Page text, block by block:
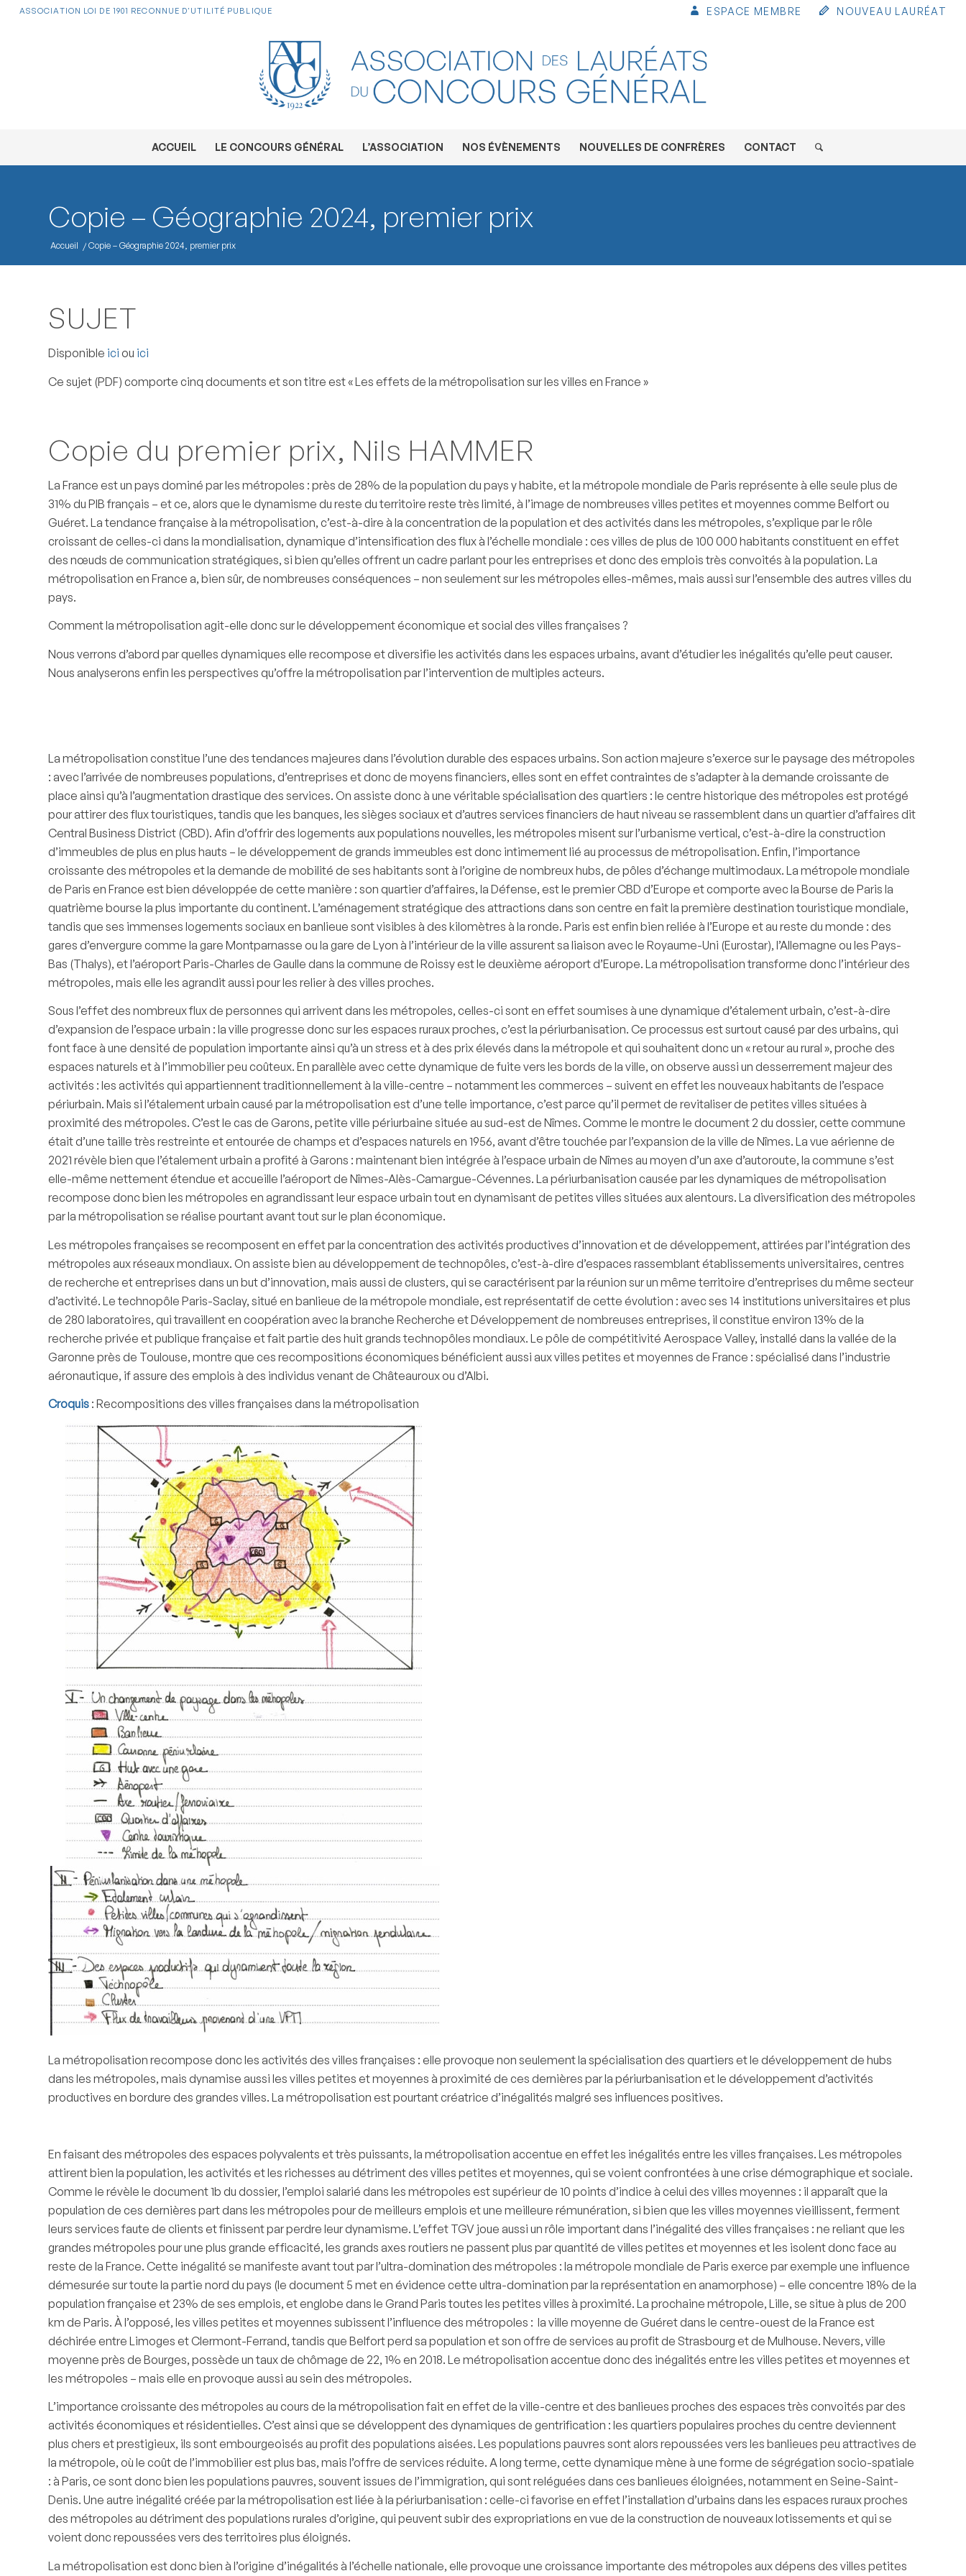
ESPACE MEMBRE NOUVEAU LAURÉAT
ASSOCIATION LOI DE 1901 RECONNUE D'UTILITÉ PUBLIQUE
ACCUEIL LE CONCOURS GÉNÉRAL L’ASSOCIATION NOS ÉVÈNEMENTS NOUVELLES DE CONFRÈRES CONTACT
Copie – Géographie 2024, premier prix
Accueil / Copie – Géographie 2024, premier prix
SUJET
Disponible ici ou ici
Ce sujet (PDF) comporte cinq documents et son titre est « Les effets de la métropolisation sur les villes en France »
Copie du premier prix, Nils HAMMER
La France est un pays dominé par les métropoles : près de 28% de la population du pays y habite, et la métropole mondiale de Paris représente à elle seule plus de
31% du PIB français – et ce, alors que le dynamisme du reste du territoire reste très limité, à l’image de nombreuses villes petites et moyennes comme Belfort ou
Guéret. La tendance française à la métropolisation, c’est-à-dire à la concentration de la population et des activités dans les métropoles, s’explique par le rôle
croissant de celles-ci dans la mondialisation, dynamique d’intensification des flux à l’échelle mondiale : ces villes de plus de 100 000 habitants constituent en effet
des nœuds de communication stratégiques, si bien qu’elles offrent un cadre parlant pour les entreprises et donc des emplois très convoités à la population. La
métropolisation en France a, bien sûr, de nombreuses conséquences – non seulement sur les métropoles elles-mêmes, mais aussi sur l’ensemble des autres villes du
pays.
Comment la métropolisation agit-elle donc sur le développement économique et social des villes françaises ?
Nous verrons d’abord par quelles dynamiques elle recompose et diversifie les activités dans les espaces urbains, avant d’étudier les inégalités qu’elle peut causer.
Nous analyserons enfin les perspectives qu’offre la métropolisation par l’intervention de multiples acteurs.
La métropolisation constitue l’une des tendances majeures dans l’évolution durable des espaces urbains. Son action majeure s’exerce sur le paysage des métropoles
: avec l’arrivée de nombreuses populations, d’entreprises et donc de moyens financiers, elles sont en effet contraintes de s’adapter à la demande croissante de
place ainsi qu’à l’augmentation drastique des services. On assiste donc à une véritable spécialisation des quartiers : le centre historique des métropoles est protégé
pour attirer des flux touristiques, tandis que les banques, les sièges sociaux et d’autres services financiers de haut niveau se rassemblent dans un quartier d’affaires dit
Central Business District (CBD). Afin d’offrir des logements aux populations nouvelles, les métropoles misent sur l’urbanisme vertical, c’est-à-dire la construction
d’immeubles de plus en plus hauts – le développement de grands immeubles est donc intimement lié au processus de métropolisation. Enfin, l’importance
croissante des métropoles et la demande de mobilité de ses habitants sont à l’origine de nombreux hubs, de pôles d’échange multimodaux. La métropole mondiale
de Paris en France est bien développée de cette manière : son quartier d’affaires, la Défense, est le premier CBD d’Europe et comporte avec la Bourse de Paris la
quatrième bourse la plus importante du continent. L’aménagement stratégique des attractions dans son centre en fait la première destination touristique mondiale,
tandis que ses immenses logements sociaux en banlieue sont visibles à des kilomètres à la ronde. Paris est enfin bien reliée à l’Europe et au reste du monde : des
gares d’envergure comme la gare Montparnasse ou la gare de Lyon à l’intérieur de la ville assurent sa liaison avec le Royaume-Uni (Eurostar), l’Allemagne ou les Pays-
Bas (Thalys), et l’aéroport Paris-Charles de Gaulle dans la commune de Roissy est le deuxième aéroport d’Europe. La métropolisation transforme donc l’intérieur des
métropoles, mais elle les agrandit aussi pour les relier à des villes proches.
Sous l’effet des nombreux flux de personnes qui arrivent dans les métropoles, celles-ci sont en effet soumises à une dynamique d’étalement urbain, c’est-à-dire
d’expansion de l’espace urbain : la ville progresse donc sur les espaces ruraux proches, c’est la périurbanisation. Ce processus est surtout causé par des urbains, qui
font face à une densité de population importante ainsi qu’à un stress et à des prix élevés dans la métropole et qui souhaitent donc un « retour au rural », proche des
espaces naturels et à l’immobilier peu coûteux. En parallèle avec cette dynamique de fuite vers les bords de la ville, on observe aussi un desserrement majeur des
activités : les activités qui appartiennent traditionnellement à la ville-centre – notamment les commerces – suivent en effet les nouveaux habitants de l’espace
périurbain. Mais si l’étalement urbain causé par la métropolisation est d’une telle importance, c’est parce qu’il permet de revitaliser de petites villes situées à
proximité des métropoles. C’est le cas de Garons, petite ville périurbaine située au sud-est de Nîmes. Comme le montre le document 2 du dossier, cette commune
était d’une taille très restreinte et entourée de champs et d’espaces naturels en 1956, avant d’être touchée par l’expansion de la ville de Nîmes. La vue aérienne de
2021 révèle bien que l’étalement urbain a profité à Garons : maintenant bien intégrée à l’espace urbain de Nîmes au moyen d’un axe d’autoroute, la commune s’est
elle-même nettement étendue et accueille l’aéroport de Nîmes-Alès-Camargue-Cévennes. La périurbanisation causée par les dynamiques de métropolisation
recompose donc bien les métropoles en agrandissant leur espace urbain tout en dynamisant de petites villes situées aux alentours. La diversification des métropoles
par la métropolisation se réalise pourtant avant tout sur le plan économique.
Les métropoles françaises se recomposent en effet par la concentration des activités productives d’innovation et de développement, attirées par l’intégration des
métropoles aux réseaux mondiaux. On assiste bien au développement de technopôles, c’est-à-dire d’espaces rassemblant établissements universitaires, centres
de recherche et entreprises dans un but d’innovation, mais aussi de clusters, qui se caractérisent par la réunion sur un même territoire d’entreprises du même secteur
d’activité. Le technopôle Paris-Saclay, situé en banlieue de la métropole mondiale, est représentatif de cette évolution : avec ses 14 institutions universitaires et plus
de 280 laboratoires, qui travaillent en coopération avec la branche Recherche et Développement de nombreuses entreprises, il constitue environ 13% de la
recherche privée et publique française et fait partie des huit grands technopôles mondiaux. Le pôle de compétitivité Aerospace Valley, installé dans la vallée de la
Garonne près de Toulouse, montre que ces recompositions économiques bénéficient aussi aux villes petites et moyennes de France : spécialisé dans l’industrie
aéronautique, if assure des emplois à des individus venant de Châteauroux ou d’Albi.
Croquis : Recompositions des villes françaises dans la métropolisation
La métropolisation recompose donc les activités des villes françaises : elle provoque non seulement la spécialisation des quartiers et le développement de hubs
dans les métropoles, mais dynamise aussi les villes petites et moyennes à proximité de ces dernières par la périurbanisation et le développement d’activités
productives en bordure des grandes villes. La métropolisation est pourtant créatrice d’inégalités malgré ses influences positives.
En faisant des métropoles des espaces polyvalents et très puissants, la métropolisation accentue en effet les inégalités entre les villes françaises. Les métropoles
attirent bien la population, les activités et les richesses au détriment des villes petites et moyennes, qui se voient confrontées à une crise démographique et sociale.
Comme le révèle le document 1b du dossier, l’emploi salarié dans les métropoles est supérieur de 10 points d’indice à celui des villes moyennes : il apparaît que la
population de ces dernières part dans les métropoles pour de meilleurs emplois et une meilleure rémunération, si bien que les villes moyennes vieillissent, ferment
leurs services faute de clients et finissent par perdre leur dynamisme. L’effet TGV joue aussi un rôle important dans l’inégalité des villes françaises : ne reliant que les
grandes métropoles pour une plus grande efficacité, les grands axes routiers ne passent plus par quantité de villes petites et moyennes et les isolent donc face au
reste de la France. Cette inégalité se manifeste avant tout par l’ultra-domination des métropoles : la métropole mondiale de Paris exerce par exemple une influence
démesurée sur toute la partie nord du pays (le document 5 met en évidence cette ultra-domination par la représentation en anamorphose) – elle concentre 18% de la
population française et 23% de ses emplois, et englobe dans le Grand Paris toutes les petites villes à proximité. La prochaine métropole, Lille, se situe à plus de 200
km de Paris. À l’opposé, les villes petites et moyennes subissent l’influence des métropoles : la ville moyenne de Guéret dans le centre-ouest de la France est
déchirée entre Limoges et Clermont-Ferrand, tandis que Belfort perd sa population et son offre de services au profit de Strasbourg et de Mulhouse. Nevers, ville
moyenne près de Bourges, possède un taux de chômage de 22, 1% en 2018. Le métropolisation accentue donc des inégalités entre les villes petites et moyennes et
les métropoles – mais elle en provoque aussi au sein des métropoles.
L’importance croissante des métropoles au cours de la métropolisation fait en effet de la ville-centre et des banlieues proches des espaces très convoités par des
activités économiques et résidentielles. C’est ainsi que se développent des dynamiques de gentrification : les quartiers populaires proches du centre deviennent
plus chers et prestigieux, ils sont embourgeoisés au profit des populations aisées. Les populations pauvres sont alors repoussées vers les banlieues peu attractives de
la métropole, où le coût de l’immobilier est plus bas, mais l’offre de services réduite. A long terme, cette dynamique mène à une forme de ségrégation socio-spatiale
: à Paris, ce sont donc bien les populations pauvres, souvent issues de l’immigration, qui sont reléguées dans ces banlieues éloignées, notamment en Seine-Saint-
Denis. Une autre inégalité créée par la métropolisation est liée à la périurbanisation : celle-ci favorise en effet l’installation d’urbains dans les espaces ruraux proches
des métropoles au détriment des populations rurales d’origine, qui peuvent subir des expropriations en vue de la construction de nouveaux lotissements et qui se
voient donc repoussées vers des territoires plus éloignés.
La métropolisation est donc bien à l’origine d’inégalités à l’échelle nationale, elle provoque une croissance importante des métropoles aux dépens des villes petites